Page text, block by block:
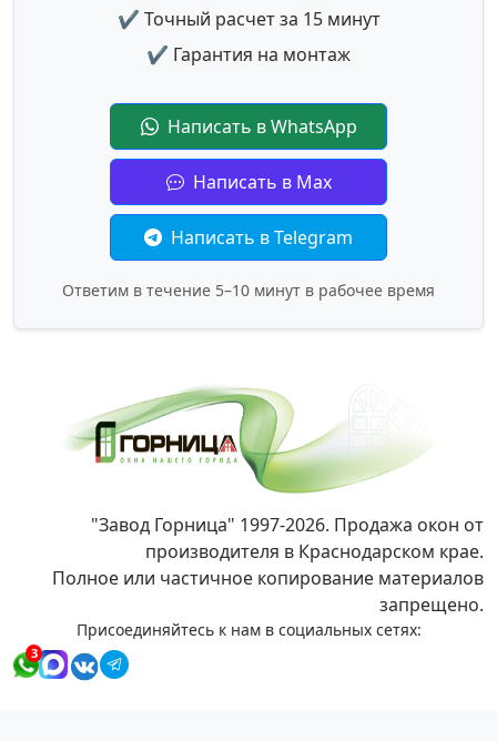
✔ Точный расчет за 15 минут
✔ Гарантия на монтаж
Написать в WhatsApp
Написать в Max
Написать в Telegram
Ответим в течение 5–10 минут в рабочее время
"Завод Горница" 1997-2026. Продажа окон от
производителя в Краснодарском крае.
Полное или частичное копирование материалов
запрещено.
Присоединяйтесь к нам в социальных сетях:
3